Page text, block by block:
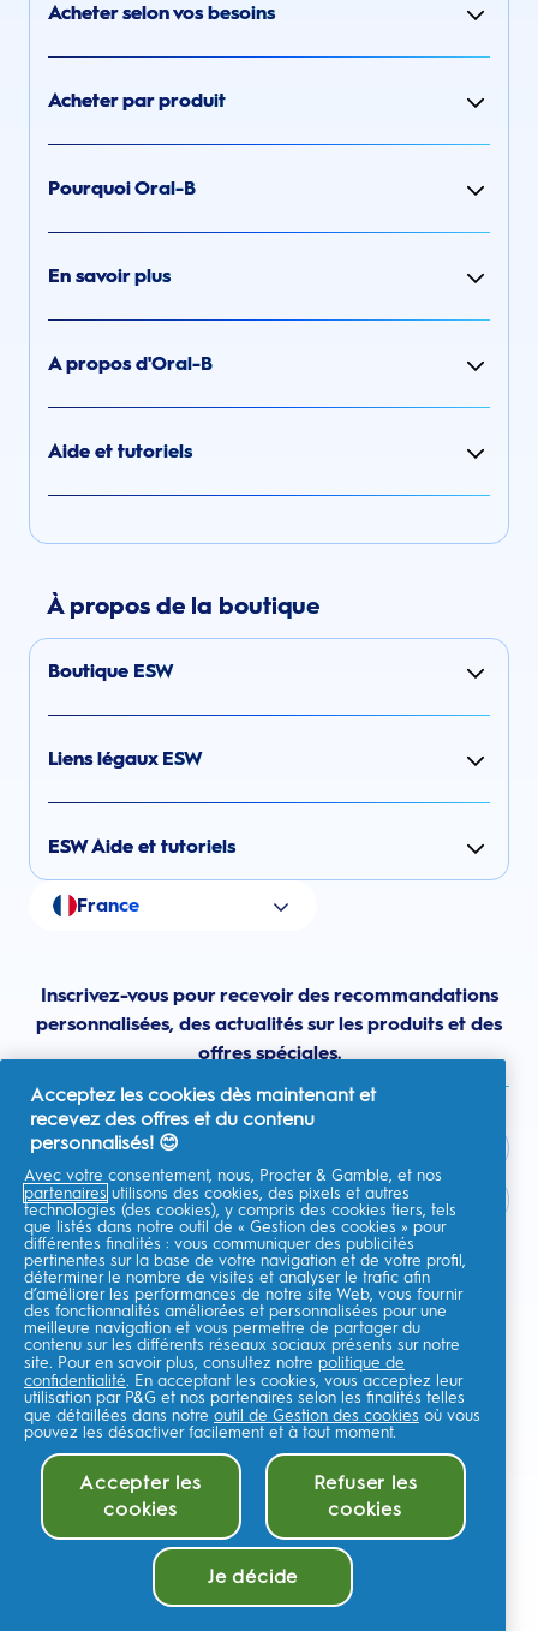
Acheter selon vos besoins
Acheter par produit
Pourquoi Oral-B
En savoir plus
A propos d'Oral-B
Aide et tutoriels
À propos de la boutique
Boutique ESW
Liens légaux ESW
ESW Aide et tutoriels
France
Inscrivez-vous pour recevoir des recommandations
personnalisées, des actualités sur les produits et des
offres spéciales.
France
Je consens à recevoir des communications personnalisées
concernant des offres, des actualités et d'autres initiatives
promotionnelles de la part d'Oral-B et d'autresmarques de P&G
mail et sur les canaux en ligne. Je peux medésinscrireà tout moment.
Procter & Gamble, le responsable du traitement des données, traitera
vos données personnelles pour vous permettre de vous inscrire sur ce
site, d'interagir avec ses services et, selon votre consentement, de vous
envoyer des communications commerciales pertinentes, y compris des
Pour plus d'informations sur le traitement de vos données et vos droits
en matière de confidentialité,lisez
ou consultez notrePolitique de
complète.
Vous avez au moins 18 ans et acceptez nosConditions générales
Procter & Gamble
Acceptez les cookies dès maintenant et
recevez des offres et du contenu
personnalisés! 😊
Avec votre consentement, nous, Procter & Gamble, et nos
partenaires utilisons des cookies, des pixels et autres
technologies (des cookies), y compris des cookies tiers, tels
que listés dans notre outil de « Gestion des cookies » pour
différentes finalités : vous communiquer des publicités
pertinentes sur la base de votre navigation et de votre profil,
déterminer le nombre de visites et analyser le trafic afin
d’améliorer les performances de notre site Web, vous fournir
des fonctionnalités améliorées et personnalisées pour une
meilleure navigation et vous permettre de partager du
contenu sur les différents réseaux sociaux présents sur notre
site. Pour en savoir plus, consultez notre politique de
confidentialité. En acceptant les cookies, vous acceptez leur
utilisation par P&G et nos partenaires selon les finalités telles
que détaillées dans notre outil de Gestion des cookies où vous
pouvez les désactiver facilement et à tout moment.
Accepter les
cookies
Refuser les
cookies
Je décide